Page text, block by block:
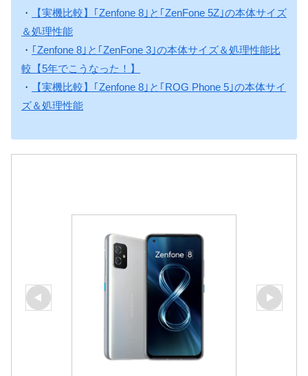
・
【実機比較】｢Zenfone 8｣と｢ZenFone 5Z｣の本体サイズ
＆処理性能
・ ｢Zenfone 8｣と｢ZenFone 3｣の本体サイズ＆処理性能比
較【5年でこうなった！】
・
【実機比較】｢Zenfone 8｣と｢ROG Phone 5｣の本体サイ
ズ＆処理性能